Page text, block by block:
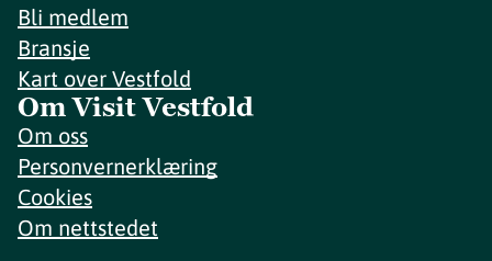
Bli medlem
Bransje
Kart over Vestfold
Om Visit Vestfold
Om oss
Personvernerklæring
Cookies
Om nettstedet